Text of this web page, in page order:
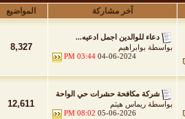
آخر مشاركة المواضيع
دعاء للوالدين اجمل ادعيه...
بواسطة بوابراهيم
04-06-2024
03:44 PM
8,327
شركة مكافحة حشرات حي الواحة
بواسطة ريماس هيثم
05-06-2026
08:02 PM
12,611